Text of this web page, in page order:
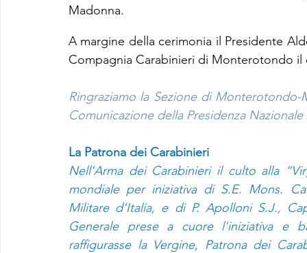
Madonna.
A margine della cerimonia il Presidente
Compagnia Carabinieri di Monterotondo il
Ringraziamo la Sezione di
Comunicazione della Presidenza
La Patrona dei Carabinieri
Nell'Arma dei Carabinieri il culto alla
mondiale per iniziativa di S.E. Mons.
Militare d'Italia, e di P. Apolloni S.J.,
Generale prese a cuore l'iniziativa e
raffigurasse la Vergine, Patrona dei